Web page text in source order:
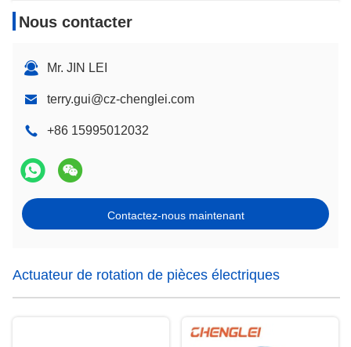
Nous contacter
Mr. JIN LEI
terry.gui@cz-chenglei.com
+86 15995012032
Contactez-nous maintenant
Actuateur de rotation de pièces électriques